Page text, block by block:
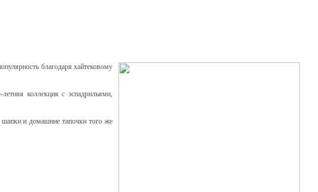
благодаря хайтековому
коллекция с эспадрильями,
и домашние тапочки того же